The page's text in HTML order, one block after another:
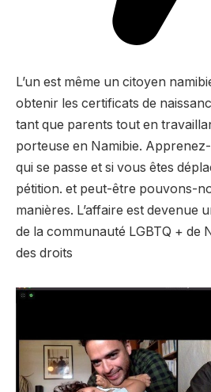
L’un est même un citoyen
obtenir les certificats de
tant que parents tout en
porteuse en Namibie.
qui se passe et si vous êtes
pétition. et peut-être pouvons-
manières. L’affaire est devenue
de la communauté LGBTQ + de
des droits